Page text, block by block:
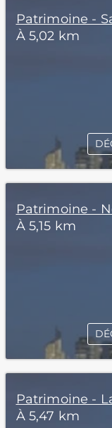
Patrimoine -
À 5,02 km
Patrimoine -
À 5,15 km
Patrimoine -
À 5,47 km